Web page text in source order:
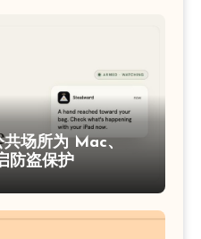
场所为 Mac、
防盗保护